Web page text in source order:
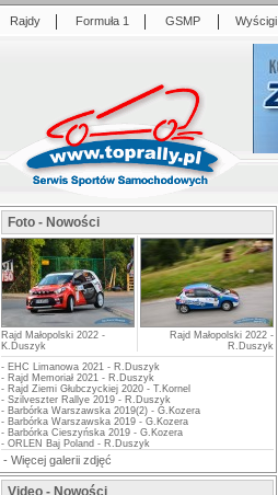
Rajdy | Formuła 1 | GSMP | Wyścigi
Foto - Nowości
Rajd Małopolski 2022 -
K.Duszyk
Rajd Małopolski 2022 -
R.Duszyk
- EHC Limanowa 2021 - R.Duszyk
- Rajd Memoriał 2021 - R.Duszyk
- Rajd Ziemi Głubczyckiej 2020 - T.Kornel
- Szilveszter Rallye 2019 - R.Duszyk
- Barbórka Warszawska 2019(2) - G.Kozera
- Barbórka Warszawska 2019 - G.Kozera
- Barbórka Cieszyńska 2019 - G.Kozera
- ORLEN Baj Poland - R.Duszyk
- Więcej galerii zdjęć
Video - Nowości